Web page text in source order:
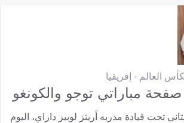
العالم - إفريقيا
صفحة مباراتي توجو والكونغو
تحت قيادة مدربه أريتز لوبيز داراي، اليوم